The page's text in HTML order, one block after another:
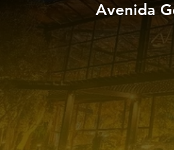
Avenida